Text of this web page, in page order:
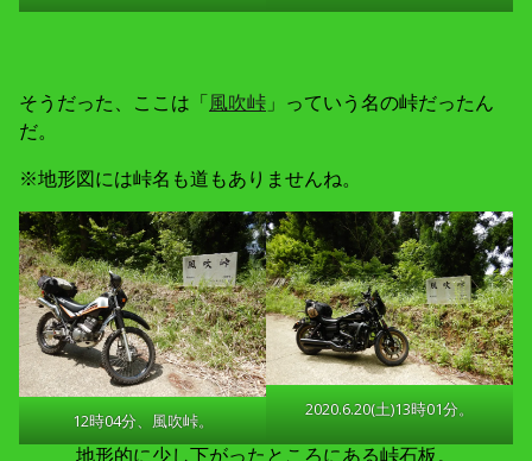
そうだった、ここは「風吹峠 」っていう名の峠だったん
だ。
※地形図には峠名も道もありませんね。
12時04分、風吹峠。
2020.6.20(土)13時01分。
地形的に少し下がったところにある峠石板。